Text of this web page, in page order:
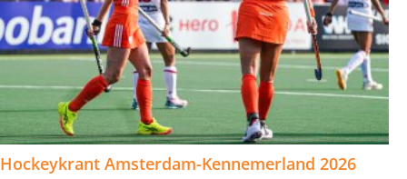
Hockeykrant Amsterdam-Kennemerland 2026